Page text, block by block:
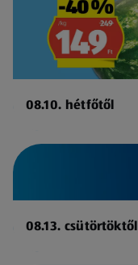
08.10. hétfőtől
08.13. csütörtöktől